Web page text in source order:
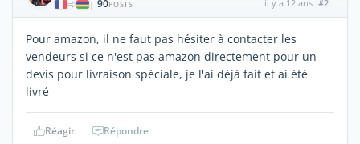
| 90POSTS il y a 12 ans #2
Pour amazon, il ne faut pas hésiter à contacter les
vendeurs si ce n'est pas amazon directement pour un
devis pour livraison spéciale, je l'ai déjà fait et ai été
livré
Réagir Répondre